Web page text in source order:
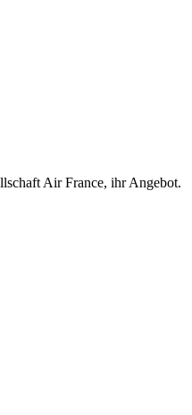
Air France, ihr Angebot.